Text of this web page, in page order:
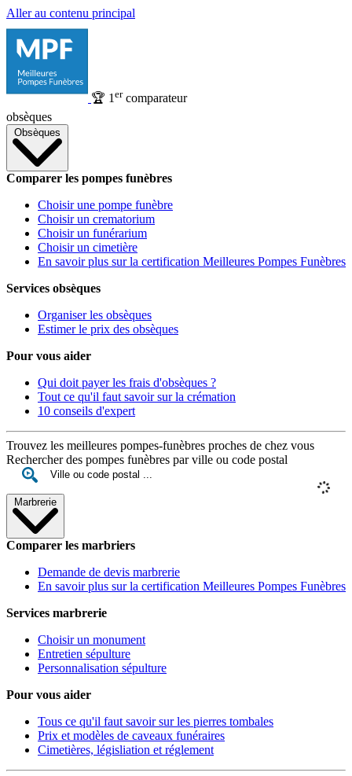
Aller au contenu principal
🏆 1 ercomparateur
obsèques
Obsèques
Comparer les pompes funèbres
Choisir une pompe funèbre
Choisir un crematorium
Choisir un funérarium
Choisir un cimetière
En savoir plus sur la certification Meilleures Pompes Funèbres
Services obsèques
Organiser les obsèques
Estimer le prix des obsèques
Pour vous aider
Qui doit payer les frais d'obsèques ?
Tout ce qu'il faut savoir sur la crémation
10 conseils d'expert
Trouvez les meilleures pompes-funèbres proches de chez vous
Rechercher des pompes funèbres par ville ou code postal
Marbrerie
Comparer les marbriers
Demande de devis marbrerie
En savoir plus sur la certification Meilleures Pompes Funèbres
Services marbrerie
Choisir un monument
Entretien sépulture
Personnalisation sépulture
Pour vous aider
Tous ce qu'il faut savoir sur les pierres tombales
Prix et modèles de caveaux funéraires
Cimetières, législiation et réglement